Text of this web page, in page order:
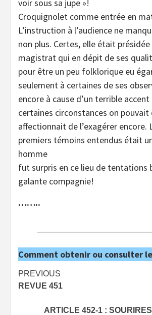
voir sous sa jupe »!
Croquignolet comme entrée en
L’instruction à l’audience ne
non plus. Certes, elle était présidée
magistrat qui en dépit de ses
pour être un peu folklorique eu
seulement à certaines de ses
encore à cause d’un terrible
certaines circonstances on pouvait
affectionnait de l’exagérer encore.
premiers témoins entendus était
homme
fut surpris en ce lieu de tentations
galante compagnie!
……..
Comment obtenir ou consulter
Post
navigation
PREVIOUS
REVUE 451
ARTICLE 452-1 :